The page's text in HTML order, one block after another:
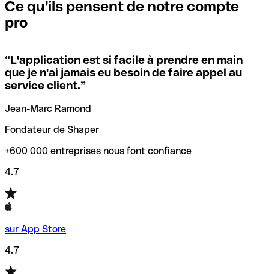
signifie que vous avez le code de l'une des succursales
locales.
Si vous n'êtes pas sûr du code SWIFT que vous devriez
utiliser, nous avons développé un outil de recherche de
codes SWIFT par nom de banque.
vérification/recherche de codes SWIFT. Ainsi, vous pouvez
trouver et vérifier vos codes SWIFT avant de réaliser vos
transferts d’argent.
Ce qu'ils pensent de notre compte
pro
“L'application est si facile à prendre en main
que je n'ai jamais eu besoin de faire appel au
service client.”
Jean-Marc Ramond
Fondateur de Shaper
+600 000 entreprises nous font confiance
4.7
sur App Store
4.7